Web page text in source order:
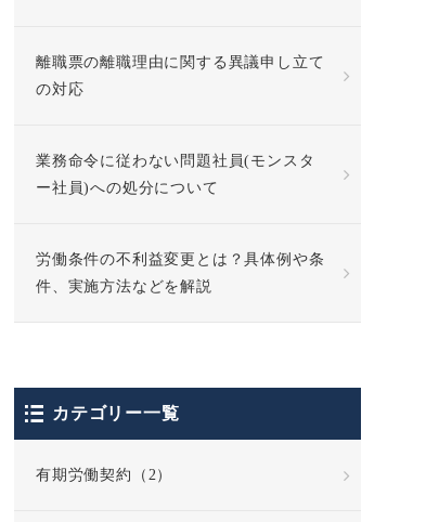
離職票の離職理由に関する異議申し立て
の対応
業務命令に従わない問題社員(モンスタ
ー社員)への処分について
労働条件の不利益変更とは？具体例や条
件、実施方法などを解説
カテゴリー一覧
有期労働契約（2）